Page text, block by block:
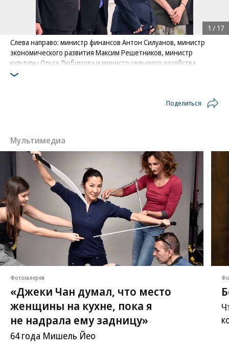
Слева направо: министр финансов Антон Силуанов, министр
экономического развития Максим Решетников, министр
культуры Ольга Любимова и министр сельского хозяйства
Оксана Лут перед началом переговоров президента РФ
купить фото
1 / 17
Поделиться
Мультимедиа
Фотогалерея
«Джеки Чан думал, что место
женщины на кухне, пока я
не надрала ему задницу»
64 года Мишель Йео